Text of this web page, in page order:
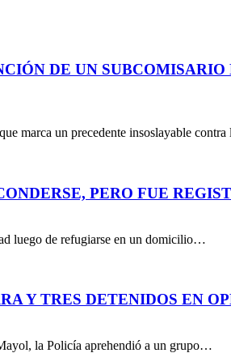
DE UN
marca un precedente insoslayable
PERO FUE
luego de refugiarse en un domicilio…
Y TRES DETENIDOS EN
la Policía aprehendió a un grupo…